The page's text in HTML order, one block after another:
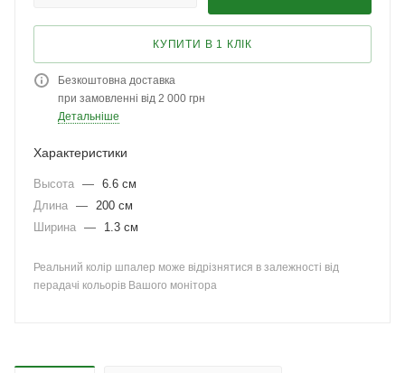
КУПИТИ В 1 КЛІК
Безкоштовна доставка
при замовленні від 2 000 грн
Детальніше
Характеристики
Высота — 6.6 см
Длина — 200 см
Ширина — 1.3 см
Реальний колір шпалер може відрізнятися в залежності від
перадачі кольорів Вашого монітора